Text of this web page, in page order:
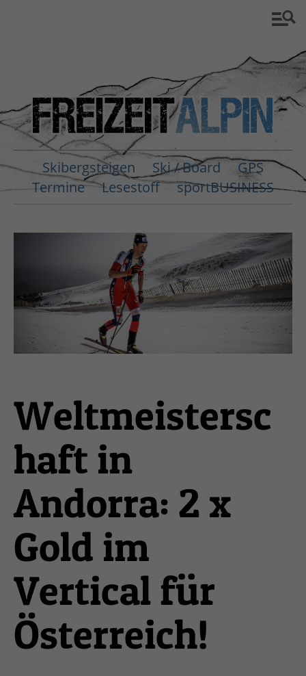
Skibergsteigen Ski / Board
GPS
Termine
Lesestoff sportBUSINESS
Weltmeistersc
haft in
Andorra: 2 x
Gold im
Vertical für
Österreich!